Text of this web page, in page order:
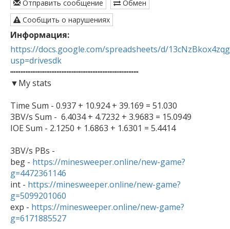
Отправить сообщение
Обмен
Сообщить о нарушениях
Информация:
https://docs.google.com/spreadsheets/d/
usp=drivesdk
┅┅┅┅┅┅┅┅┅┅┅┅┅┅┅┅┅┅┅┅┅┅┅┅┅
▼My stats
Time Sum - 0.937 + 10.924 + 39.169 = 51.030
3BV/s Sum -  6.4034 + 4.7232 + 3.9683 = 15.0949
IOE Sum - 2.1250 + 1.6863 + 1.6301 = 5.4414
3BV/s PBs -
beg - https://minesweeper.online/new-game?
g=4472361146
int - https://minesweeper.online/new-game?
g=5099201060
exp - https://minesweeper.online/new-game?
g=6171885527